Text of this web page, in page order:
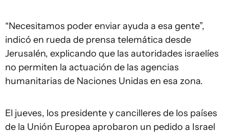
“Necesitamos poder enviar ayuda a esa gente”,
indicó en rueda de prensa telemática desde
Jerusalén, explicando que las autoridades israelíes
no permiten la actuación de las agencias
humanitarias de Naciones Unidas en esa zona.
El jueves, los presidente y cancilleres de los países
de la Unión Europea aprobaron un pedido a Israel